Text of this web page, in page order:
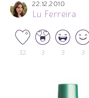
22.12.2010
Lu Ferreira
32 3 3 3